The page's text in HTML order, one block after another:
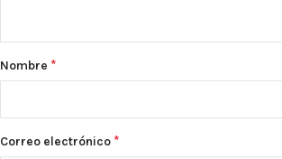
Nombre *
Correo electrónico *